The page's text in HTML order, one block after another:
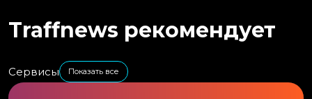
Traffnews рекомендует
Сервисы Показать все